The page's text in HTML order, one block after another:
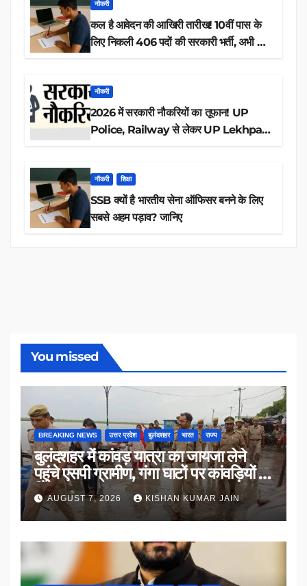
नौकरी
कल है आवेदन की आखिरी तारीख! 10वीं पास के
लिए निकली 406 पदों की सरकारी भर्ती, अभी करें
नौकरी
2026 में सरकारी नौकरियों का तूफान! UP
Police, Railway से लेकर UP Lekhpal
नौकरी शिक्षा
SSB क्यों है भारतीय सेना ऑफिसर बनने के लिए
सबसे अहम पड़ाव? जानिए
You missed
BREAKING NEWS उत्तर प्रदेश बुलंदशहर भारत राज्य
बुलंदशहर में कांवड़ यात्रा का जायजा लेने
पहुंचे एसपी ग्रामीण, गंगा घाटों पर कांवड़ियों से
किया संवाद
AUGUST 7, 2026 KISHAN KUMAR JAIN